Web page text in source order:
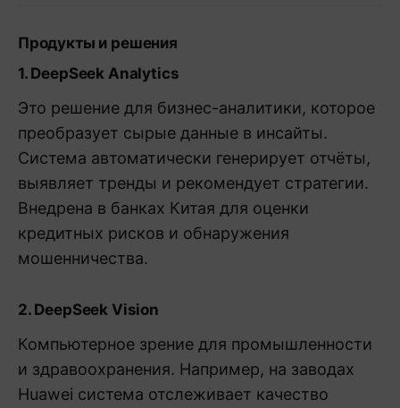
Продукты и решения
1. DeepSeek Analytics
Это решение для бизнес-аналитики, которое
преобразует сырые данные в инсайты.
Система автоматически генерирует отчёты,
выявляет тренды и рекомендует стратегии.
Внедрена в банках Китая для оценки
кредитных рисков и обнаружения
мошенничества.
2. DeepSeek Vision
Компьютерное зрение для промышленности
и здравоохранения. Например, на заводах
Huawei система отслеживает качество